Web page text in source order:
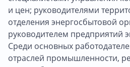
и цен; руководителями
отделения энергосбытовой
руководителем предприятий
Среди основных
отраслей промышленности,